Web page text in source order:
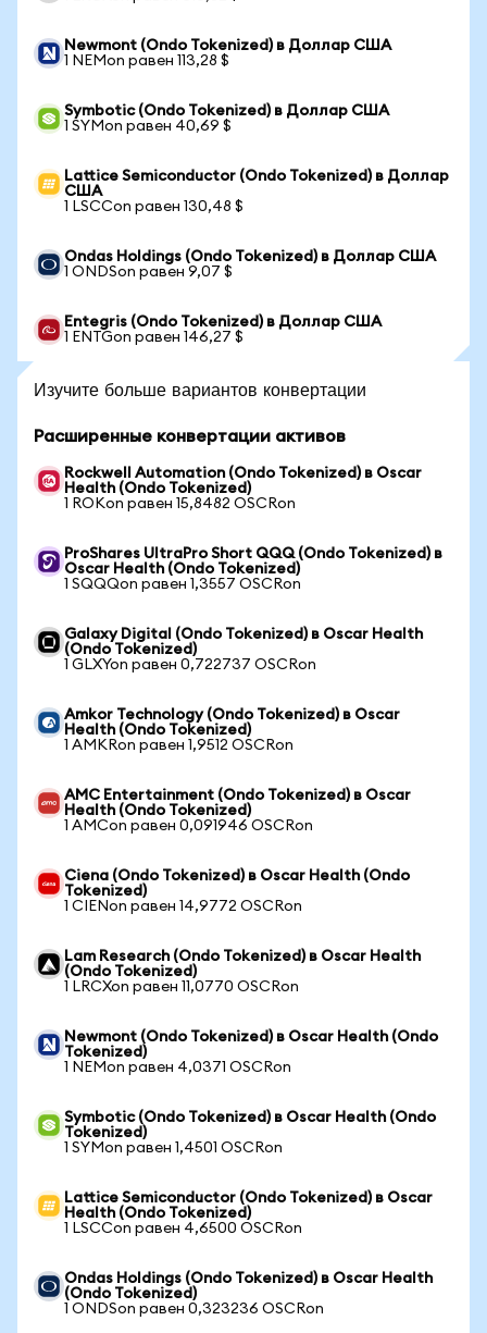
Newmont (Ondo Tokenized) в Доллар США
1 NEMon равен 113,28 $
Symbotic (Ondo Tokenized) в Доллар США
1 SYMon равен 40,69 $
Lattice Semiconductor (Ondo Tokenized) в Доллар
США
1 LSCCon равен 130,48 $
Ondas Holdings (Ondo Tokenized) в Доллар США
1 ONDSon равен 9,07 $
Entegris (Ondo Tokenized) в Доллар США
1 ENTGon равен 146,27 $
Изучите больше вариантов конвертации
Расширенные конвертации активов
Rockwell Automation (Ondo Tokenized) в Oscar
Health (Ondo Tokenized)
1 ROKon равен 15,8482 OSCRon
ProShares UltraPro Short QQQ (Ondo Tokenized) в
Oscar Health (Ondo Tokenized)
1 SQQQon равен 1,3557 OSCRon
Galaxy Digital (Ondo Tokenized) в Oscar Health
(Ondo Tokenized)
1 GLXYon равен 0,722737 OSCRon
Amkor Technology (Ondo Tokenized) в Oscar
Health (Ondo Tokenized)
1 AMKRon равен 1,9512 OSCRon
AMC Entertainment (Ondo Tokenized) в Oscar
Health (Ondo Tokenized)
1 AMCon равен 0,091946 OSCRon
Ciena (Ondo Tokenized) в Oscar Health (Ondo
Tokenized)
1 CIENon равен 14,9772 OSCRon
Lam Research (Ondo Tokenized) в Oscar Health
(Ondo Tokenized)
1 LRCXon равен 11,0770 OSCRon
Newmont (Ondo Tokenized) в Oscar Health (Ondo
Tokenized)
1 NEMon равен 4,0371 OSCRon
Symbotic (Ondo Tokenized) в Oscar Health (Ondo
Tokenized)
1 SYMon равен 1,4501 OSCRon
Lattice Semiconductor (Ondo Tokenized) в Oscar
Health (Ondo Tokenized)
1 LSCCon равен 4,6500 OSCRon
Ondas Holdings (Ondo Tokenized) в Oscar Health
(Ondo Tokenized)
1 ONDSon равен 0,323236 OSCRon